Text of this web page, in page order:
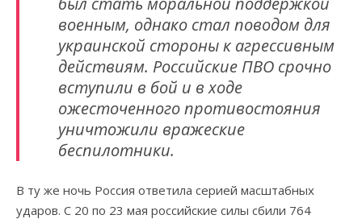
военным, однако стал поводом для
украинской стороны к агрессивным
действиям. Российские ПВО срочно
вступили в бой и в ходе
ожесточенного противостояния
уничтожили вражеские
беспилотники.
В ту же ночь Россия ответила серией масштабных
ударов. С 20 по 23 мая российские силы сбили 764